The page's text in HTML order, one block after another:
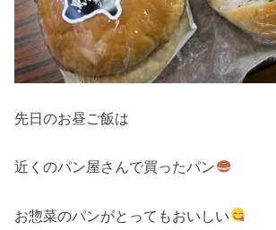
先日のお昼ご飯は
近くのパン屋さんで買ったパン
お惣菜のパンがとってもおいしい